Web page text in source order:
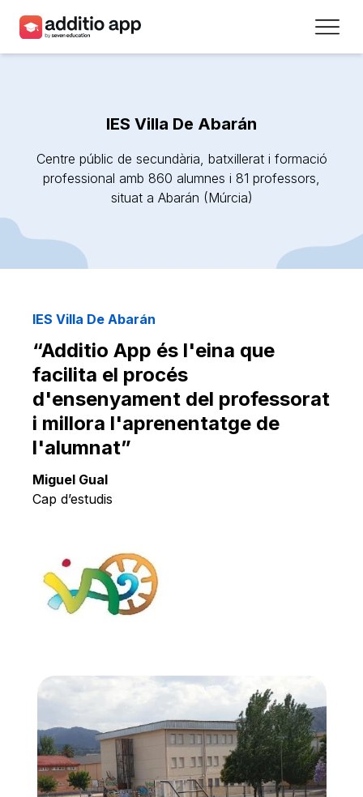
Plans
Registra’t
Contacte
Català
IES Villa De Abarán
Centre públic de secundària, batxillerat i formació
professional amb 860 alumnes i 81 professors,
situat a Abarán (Múrcia)
IES Villa De Abarán
“Additio App és l'eina que
facilita el procés
d'ensenyament del professorat
i millora l'aprenentatge de
l'alumnat”
Miguel Gual
Cap d’estudis